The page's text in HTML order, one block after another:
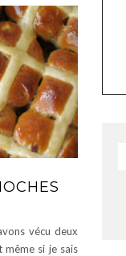
vécu deux
même si je sais